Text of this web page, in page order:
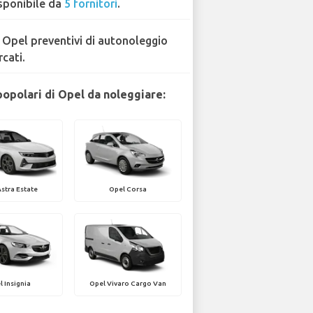
da 5 fornitori.
Opel preventivi di autonoleggio
di Opel da noleggiare:
Estate Opel Corsa
Insignia Opel Vivaro Cargo Van